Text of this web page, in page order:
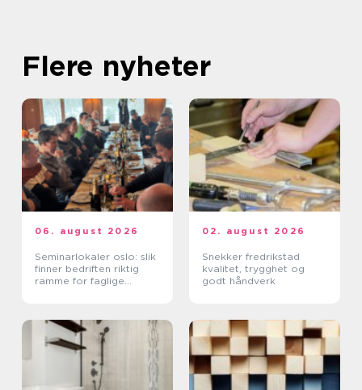
Flere nyheter
06. august 2026
Seminarlokaler oslo: slik
finner bedriften riktig
ramme for faglige
02. august 2026
Snekker fredrikstad
kvalitet, trygghet og
godt håndverk